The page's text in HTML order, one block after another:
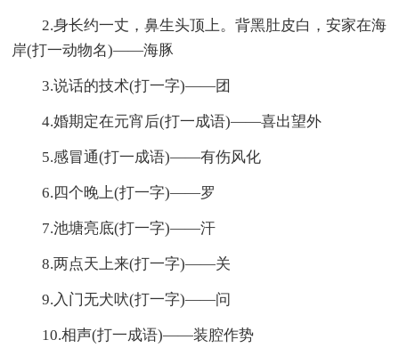
2.身长约一丈，鼻生头顶上。背黑肚皮白，安家在海
岸(打一动物名)——海豚
3.说话的技术(打一字)——团
4.婚期定在元宵后(打一成语)——喜出望外
5.感冒通(打一成语)——有伤风化
6.四个晚上(打一字)——罗
7.池塘亮底(打一字)——汗
8.两点天上来(打一字)——关
9.入门无犬吠(打一字)——问
10.相声(打一成语)——装腔作势